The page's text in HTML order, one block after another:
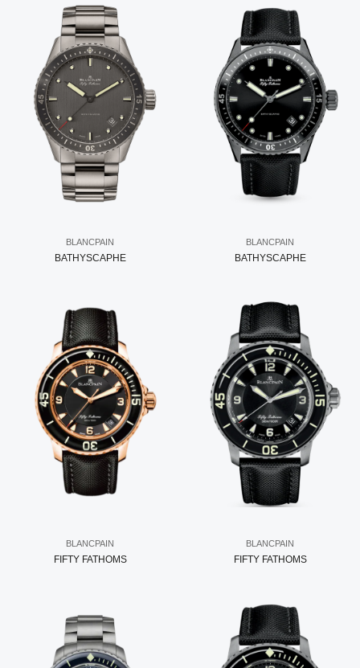
BLANCPAIN
BATHYSCAPHE
BLANCPAIN
BATHYSCAPHE
BLANCPAIN
FIFTY FATHOMS
BLANCPAIN
FIFTY FATHOMS